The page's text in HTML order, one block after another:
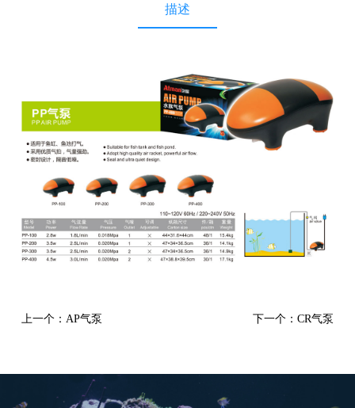
描述
上一个：AP气泵 下一个：CR气泵